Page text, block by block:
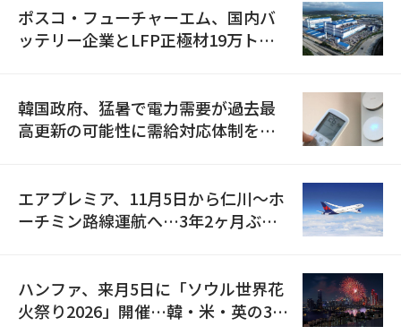
ポスコ・フューチャーエム、国内バ
ッテリー企業とLFP正極材19万トン
韓国政府、猛暑で電力需要が過去最
高更新の可能性に需給対応体制を点
エアプレミア、11月5日から仁川〜ホ
ーチミン路線運航へ…3年2ヶ月ぶり
ハンファ、来月5日に「ソウル世界花
火祭り2026」開催…韓・米・英の3カ